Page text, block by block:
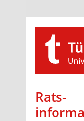
Rats­